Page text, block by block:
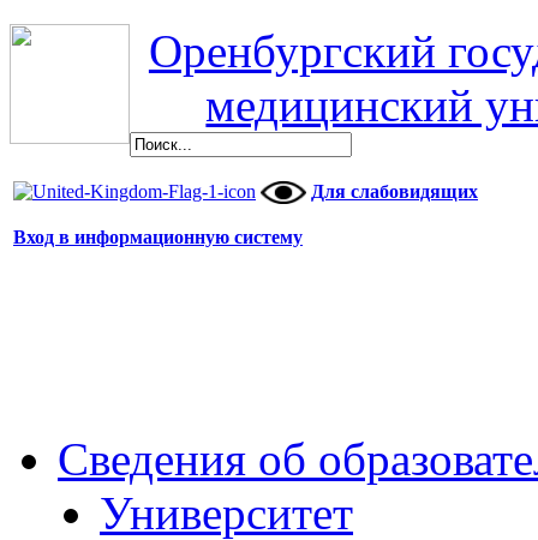
Оренбургский
медицинский
Для слабовидящих
Вход в информационную систему
Сведения об
Университет